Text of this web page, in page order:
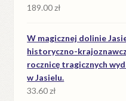
189.00zł
W magicznej dolinie
historyczno-
rocznicę tragicznych
w Jasielu.
33.60zł